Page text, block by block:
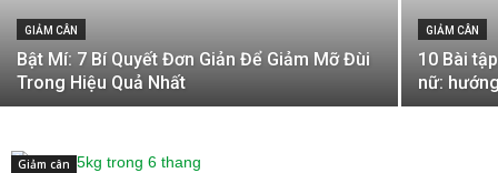
GIẢM CÂN
Bật Mí: 7 Bí Quyết Đơn Giản Để Giảm Mỡ Đùi
Trong Hiệu Quả Nhất
GIẢM CÂN
10 Bài
nữ:
Giảm cân